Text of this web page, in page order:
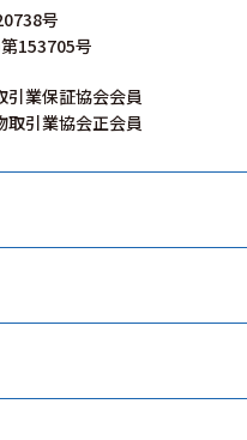
号
153705号
引業保証協会会員
取引業協会正会員